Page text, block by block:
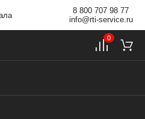
8 800 707 98 77
info@rti-service.ru
0